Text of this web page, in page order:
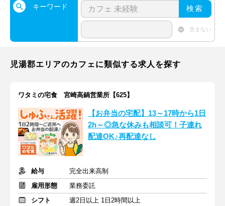
キーワード 検索
含まない
児湯郡エリアのカフェに類似する求人を探す
ワタミの宅食 宮崎高鍋営業所【625】
【お弁当の宅配】13～17時から1日
2h～◎急な休みも相談可！子連れ
配達OK♪再配達なし
給与
完全出来高制
雇用形態
業務委託
シフト
週2日以上 1日2時間以上